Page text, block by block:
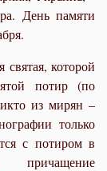
День памяти
святая, которой
потир (по
из мирян –
только
с потиром в